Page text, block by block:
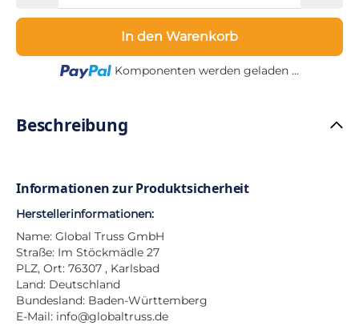
In den Warenkorb
Loading...
Komponenten werden geladen ...
Beschreibung
Informationen zur Produktsicherheit
Herstellerinformationen:
Name: Global Truss GmbH
Straße: Im Stöckmädle 27
PLZ, Ort: 76307 , Karlsbad
Land: Deutschland
Bundesland: Baden-Württemberg
E-Mail: info@globaltruss.de